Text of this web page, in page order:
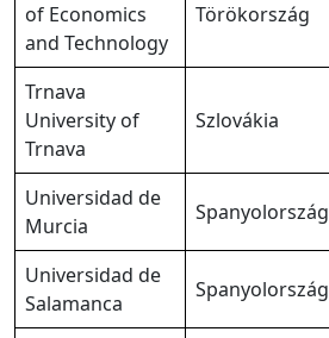
of Economics
and Technology
Törökország
Trnava
University of
Trnava
Szlovákia
Universidad de
Murcia
Spanyolország
Universidad de
Salamanca
Spanyolország